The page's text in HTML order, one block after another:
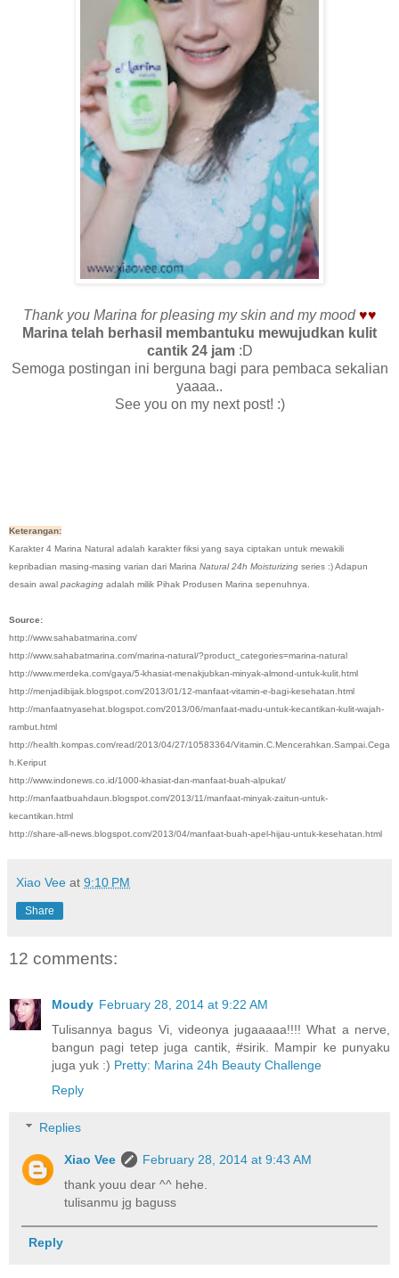
Thank you Marina for pleasing my skin and my mood ♥♥
Marina telah berhasil membantuku mewujudkan kulit
cantik 24 jam:D
Semoga postingan ini berguna bagi para pembaca sekalian
yaaaa..
See you on my next post! :)
Keterangan:
Karakter 4 Marina Natural adalah karakter fiksi yang saya ciptakan untuk mewakili
kepribadian masing-masing varian dari Marina Natural 24h Moisturizing series :) Adapun
desain awal packaging adalah milik Pihak Produsen Marina sepenuhnya.
Source:
http://www.sahabatmarina.com/
http://www.sahabatmarina.com/marina-natural/?product_categories=marina-natural
http://www.merdeka.com/gaya/5-khasiat-menakjubkan-minyak-almond-untuk-kulit.html
http://menjadibijak.blogspot.com/2013/01/12-manfaat-vitamin-e-bagi-kesehatan.html
http://manfaatnyasehat.blogspot.com/2013/06/manfaat-madu-untuk-kecantikan-kulit-wajah-
rambut.html
http://health.kompas.com/read/2013/04/27/10583364/Vitamin.C.Mencerahkan.Sampai.Cega
h.Keriput
http://www.indonews.co.id/1000-khasiat-dan-manfaat-buah-alpukat/
http://manfaatbuahdaun.blogspot.com/2013/11/manfaat-minyak-zaitun-untuk-
kecantikan.html
http://share-all-news.blogspot.com/2013/04/manfaat-buah-apel-hijau-untuk-kesehatan.html
Xiao Vee at 9:10 PM
Share
12 comments:
Moudy February 28, 2014 at 9:22 AM
Tulisannya bagus Vi, videonya jugaaaaa!!!! What a nerve,
bangun pagi tetep juga cantik, #sirik. Mampir ke punyaku
juga yuk :) Pretty: Marina 24h Beauty Challenge
Reply
Replies
Xiao Vee
February 28, 2014 at 9:43 AM
thank youu dear ^^ hehe.
tulisanmu jg baguss
Reply